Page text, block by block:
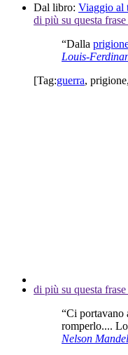
Dal libro: Viaggio al
di più su questa frase
“Dalla
Louis-
[Tag:guerra, prigione,
di più su questa frase
“Ci portavano
romperlo....
Nelson